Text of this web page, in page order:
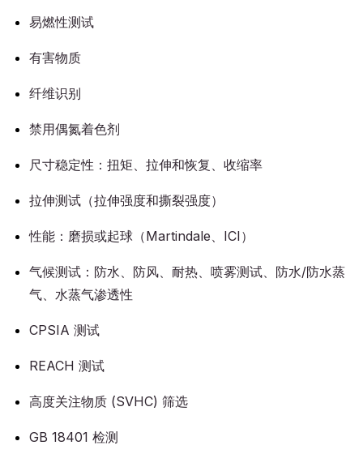
易燃性测试
有害物质
纤维识别
禁用偶氮着色剂
尺寸稳定性：扭矩、拉伸和恢复、收缩率
拉伸测试（拉伸强度和撕裂强度）
性能：磨损或起球（Martindale、ICI）
气候测试：防水、防风、耐热、喷雾测试、防水/防水蒸
气、水蒸气渗透性
CPSIA 测试
REACH 测试
高度关注物质 (SVHC) 筛选
GB 18401 检测